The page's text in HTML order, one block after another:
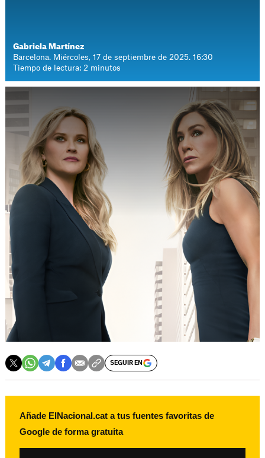
Gabriela Martínez
Barcelona. Miércoles, 17 de septiembre de 2025. 16:30
Tiempo de lectura: 2 minutos
SEGUIR EN
Añade ElNacional.cat a tus fuentes favoritas de
Google de forma gratuita